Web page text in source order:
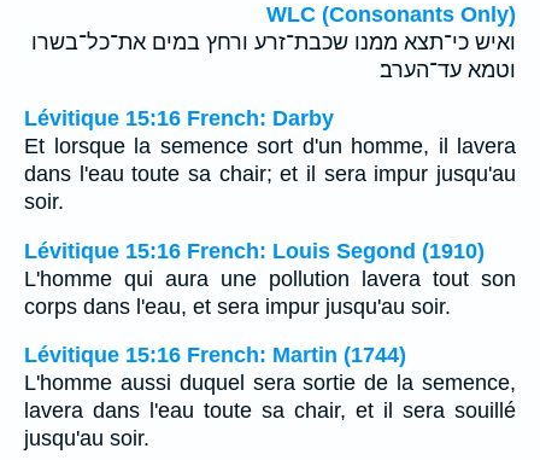
WLC (Consonants Only)
ואיש כי־תצא ממנו שכבת־זרע ורחץ במים את־כל־בשרו
וטמא עד־הערב׃
Lévitique 15:16 French: Darby
Et lorsque la semence sort d'un homme, il lavera
dans l'eau toute sa chair; et il sera impur jusqu'au
soir.
Lévitique 15:16 French: Louis Segond (1910)
L'homme qui aura une pollution lavera tout son
corps dans l'eau, et sera impur jusqu'au soir.
Lévitique 15:16 French: Martin (1744)
L'homme aussi duquel sera sortie de la semence,
lavera dans l'eau toute sa chair, et il sera souillé
jusqu'au soir.